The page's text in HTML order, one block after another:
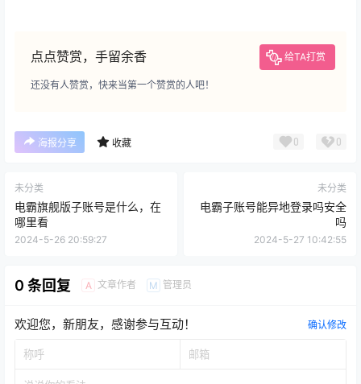
点点赞赏，手留余香 给TA打赏
还没有人赞赏，快来当第一个赞赏的人吧！
海报分享 收藏 0 0
未分类
电霸旗舰版子账号是什么，在
哪里看
2024-5-26 20:59:27
未分类
电霸子账号能异地登录吗安全
吗
2024-5-27 10:42:55
0 条回复 A 文章作者 M 管理员
欢迎您，新朋友，感谢参与互动！ 确认修改